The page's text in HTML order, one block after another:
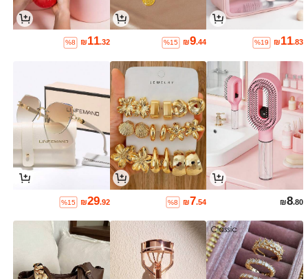
₪11.83
%19
₪9.44
%15
₪11.32
%8
₪8.80
₪7.54
%8
₪29.92
%15